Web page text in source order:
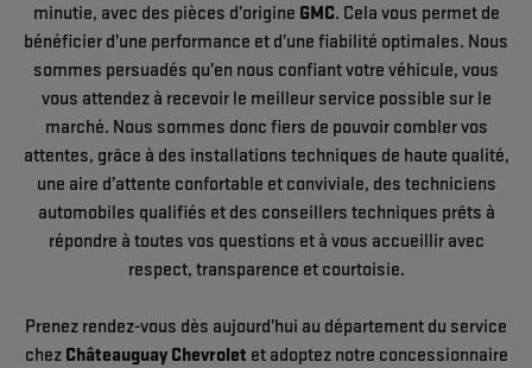
minutie, avec des pièces d’origine GMC. Cela vous permet de
bénéficier d’une performance et d’une fiabilité optimales. Nous
sommes persuadés qu’en nous confiant votre véhicule, vous
vous attendez à recevoir le meilleur service possible sur le
marché. Nous sommes donc fiers de pouvoir combler vos
attentes, grâce à des installations techniques de haute qualité,
une aire d’attente confortable et conviviale, des techniciens
automobiles qualifiés et des conseillers techniques prêts à
répondre à toutes vos questions et à vous accueillir avec
respect, transparence et courtoisie.
Prenez rendez-vous dès aujourd’hui au département du service
chez Châteauguay Chevrolet et adoptez notre concessionnaire